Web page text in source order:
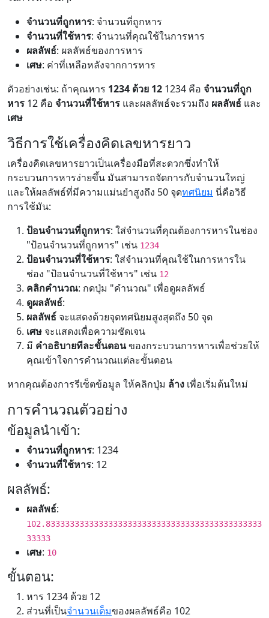
จำนวนที่ถูกหาร: จำนวนที่ถูกหาร
จำนวนที่ใช้หาร: จำนวนที่คุณใช้ในการหาร
ผลลัพธ์: ผลลัพธ์ของการหาร
เศษ: ค่าที่เหลือหลังจากการหาร
ตัวอย่างเช่น: ถ้าคุณหาร 1234 ด้วย 12 1234 คือ จำนวนที่ถูก
หาร 12 คือ จำนวนที่ใช้หาร และผลลัพธ์จะรวมถึง ผลลัพธ์ และ
เศษ
วิธีการใช้เครื่องคิดเลขหารยาว
เครื่องคิดเลขหารยาวเป็นเครื่องมือที่สะดวกซึ่งทำให้
กระบวนการหารง่ายขึ้น มันสามารถจัดการกับจำนวนใหญ่
และให้ผลลัพธ์ที่มีความแม่นยำสูงถึง 50 จุดทศนิยม นี่คือวิธี
การใช้มัน:
ป้อนจำนวนที่ถูกหาร: ใส่จำนวนที่คุณต้องการหารในช่อง
"ป้อนจำนวนที่ถูกหาร" เช่น 1234
ป้อนจำนวนที่ใช้หาร: ใส่จำนวนที่คุณใช้ในการหารใน
ช่อง "ป้อนจำนวนที่ใช้หาร" เช่น 12
คลิกคำนวณ: กดปุ่ม "คำนวณ" เพื่อดูผลลัพธ์
ดูผลลัพธ์:
ผลลัพธ์ จะแสดงด้วยจุดทศนิยมสูงสุดถึง 50 จุด
เศษ จะแสดงเพื่อความชัดเจน
มี คำอธิบายทีละขั้นตอนของกระบวนการหารเพื่อช่วยให้
คุณเข้าใจการคำนวณแต่ละขั้นตอน
หากคุณต้องการรีเซ็ตข้อมูล ให้คลิกปุ่ม ล้าง เพื่อเริ่มต้นใหม่
การคำนวณตัวอย่าง
ข้อมูลนำเข้า:
จำนวนที่ถูกหาร: 1234
จำนวนที่ใช้หาร: 12
ผลลัพธ์:
ผลลัพธ์:
102.833333333333333333333333333333333333333333333
33333
เศษ: 10
ขั้นตอน:
หาร 1234 ด้วย 12
ส่วนที่เป็นจำนวนเต็มของผลลัพธ์คือ 102